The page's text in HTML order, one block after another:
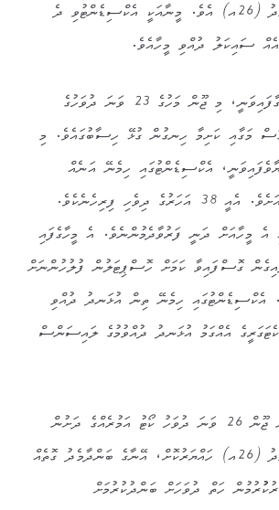
އާދަމް ޖަނާން މުޙައްމަދު (26އ) އެވެ. މީނާއަކީ އެކްސިޑެންޓުވި ދެ
ސައިކަލު ދުއްވި މީހާއެވެ.
މި އެކްސިޑެންޓު ހިނގާފައިވަނީ، މި ޖޫން މަހުގެ 23 ވަނަ ދުވަހުގެ
މަގާއި ކަށިމާ ހިނގުން ގުޅޭ ހިސާބުގައެވެ. މި
އެކްސިޑެންޓުގައި ހިމެނޭ އަނެއް
ސައިކަލު ދުއްވި މީހާއަށެވެ. އެއީ 38 އަހަރުގެ ދިވެހި ފިރިހެނެކެވެ.
އެ މީހާއަށް ދަނީ ފަރުވާދެމުންނެވެ. އެ މީހާގެފައި
ގޮސްފައިވާ ކަމަށް ހޮސްޕިޓަލުން ފުލުހުންނަށް
އެކްސިޑެންޓުގައި ހިމެނޭ ތިން އުޅަނދު ދުއްވި
އެއްގަމު އުޅަނދު ދުއްވުމުގެ ލައިސަންސް
މި މައްސަލައާ ގުޅިގެން ޖޫން 26 ވަނަ ދުވަހު ކޯޓު އަމުރެއްގެ ދަށުން
އާދަމް ޖަނާން މުޙައްމަދު (26އ) ހައްޔަރުކޮށް، އޭނާގެ ބަންދާމެދު ގޮތެއް
ހަތް ދުވަހަށް ބަންދުކުރުމަށް